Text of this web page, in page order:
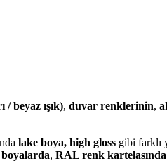
beyaz ışık), duvar renklerinin,
lake boya, high gloss gibi farklı
, RAL renk